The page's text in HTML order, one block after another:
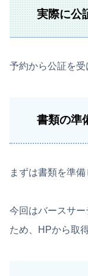
実際に公
予約から公証を受
書類の準
まずは書類を準備
今回はバースサ
ため、HPから取